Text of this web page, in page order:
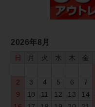
2026年8月
日 月 火 水 木 金
2
3 4 5 6 7
9
10 11 12 13 14